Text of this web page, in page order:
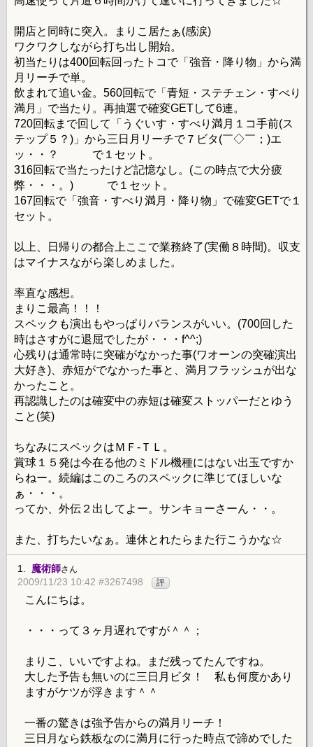
開店と同時に突入。まりこ居たぁ(感涙)
ワクワクしながら打ち出し開始。
初当たりは400回転回ったトコで「強音・降り物」から満
月リーチで単。
飲まれて追い金。560回転で「青短・ステチェン・すべり
満月」で当たり。再抽選で確変GETして6連。
720回転まで回して「うぐいす・すべり満月１コ手前(ス
テップ５？)」から三日月リーチで７ビタ(￣◇￣；)エ
ッ・・？ で１セット。
316回転で当たったけど記憶なし。(この時点で大分疲
弊・・・。) で１セット。
167回転で「強音・すべり満月・降り物」で確変GETで１
セット。
以上、日帰りの都合上ここで業務終了(実働８時間)。収支
はマイナスながら楽しめました。
率直な感想。
まりこ最高！！！
スペックも演出もやっぱりバランスがいい。(700回した
時はさすがに退屈でしたが・・・f^^;)
心残りは通常時に突確がなかった事(ワオーンの突確演出
大好き)、赤短がでなかった事と、満月フラッシュが出な
かったこと。
再認識したのは確変中の赤短は確変ストッパーだとゆう
こと(笑)
ちなみにスペックはＭＦ-ＴＬ。
賞球１５発は今在る他のミドル機種にはない出玉ですか
らねー。続編はこのころのスペックに準じてほしいな
ぁ・・・。
ってか、外伝２出してよー。サンキョーさーん・・。
また、打ちたいなぁ。連休とれたらまた行こうかな☆
1. 魔術師さん
2009/11/23 10:42 #3267498 評
こんにちは。
・・・って３ヶ月遅れですが＾＾；
まりこ、いいですよね。まだ残ってたんですね。
大した予告も無いのに三日月ビタ！ 私も何度かあり
ますがケツが浮きます＾＾
一番の驚きは強予告からの満月リーチ！
三日月なら鉄板なのに満月に行った時点で諦めでした